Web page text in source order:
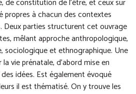
de constitution de l’être, et ceux sur
propres à chacun des contextes
Deux parties structurent cet ouvrage
mêlant approche anthropologique,
sociologique et ethnographique. Une
vie prénatale, d’abord mise en
idées. Est également évoqué
il est thématisé. On y trouve les